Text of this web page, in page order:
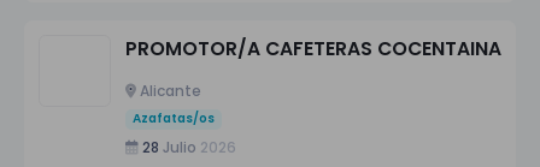
PROMOTOR/A CAFETERAS COCENTAINA
Alicante
Azafatas/os
28 Julio 2026